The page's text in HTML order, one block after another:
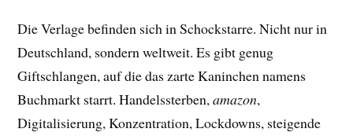
Die Verlage befinden sich in Schockstarre. Nicht nur in
Deutschland, sondern weltweit. Es gibt genug
Giftschlangen, auf die das zarte Kaninchen namens
Buchmarkt starrt. Handelssterben,amazon,
Digitalisierung, Konzentration, Lockdowns, steigende